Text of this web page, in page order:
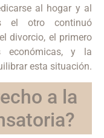
al hogar y al
el otro continuó
divorcio, el primero
económicas, y la
esta situación.
a la